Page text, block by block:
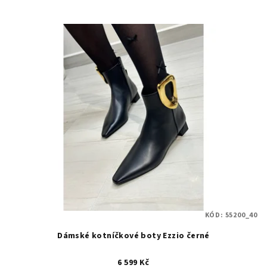
Dámské kotníčkové boty Ezzio černé
6 599 Kč
KÓD: 55200_40